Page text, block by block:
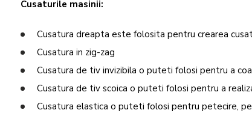
Cusaturile masinii:
Cusatura dreapta este folosita pentru crearea
Cusatura in zig-zag
Cusatura de tiv invizibila o puteti folosi pentru a
Cusatura de tiv scoica o puteti folosi pentru a
Cusatura elastica o puteti folosi pentru petecire,